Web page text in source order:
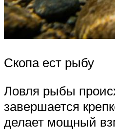
Скопа ест рыбу
Ловля рыбы
завершается
делает мощный